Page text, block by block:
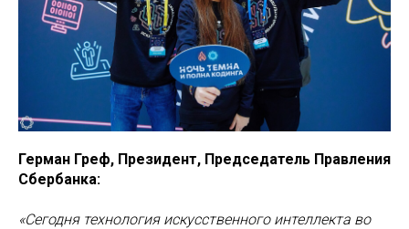
Герман Греф, Президент, Председатель Правления
Сбербанка:
«Сегодня технология искусственного интеллекта во